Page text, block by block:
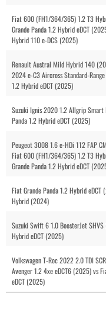
Fiat 600 (FH1/364/365) 1.2 T3
Grande Panda 1.2 Hybrid eDCT
Hybrid 110 e-DCS (2025)
Renault Austral Mild Hybrid 140
2024 e-C3 Aircross Standard-
1.2 Hybrid eDCT (2025)
Suzuki Ignis 2020 1.2 Allgrip
Panda 1.2 Hybrid eDCT (2025)
Peugeot 3008 1.6 e-HDi 112 FAP
Fiat 600 (FH1/364/365) 1.2 T3
Grande Panda 1.2 Hybrid eDCT
Fiat Grande Panda 1.2 Hybrid
Hybrid (2024)
Suzuki Swift 6 1.0 BoosterJet
Hybrid eDCT (2025)
Volkswagen T-Roc 2022 2.0 TDI
Avenger 1.2 4xe eDCT6 (2025) vs
eDCT (2025)